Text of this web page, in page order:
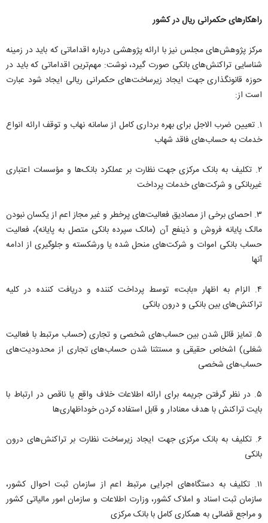
راهکارهای حکمرانی ریال در کشور
مرکز پژوهش‌های مجلس نیز با ارائه پژوهشی درباره اقداماتی که باید در زمینه
شناسایی تراکنش‌های بانکی صورت گیرد، نوشت: مهم‌ترین اقداماتی که باید در
حوزه قانونگذاری جهت ایجاد زیرساخت‌های حکمرانی ریالی ایجاد شود عبارت
است از:
۱. تعیین ضرب الاجل برای بهره برداری کامل از سامانه نهاب و توقف ارائه انواع
خدمات به حساب‌های فاقد شهاب
۲. تکلیف به بانک مرکزی جهت نظارت بر عملکرد بانک‌ها و مؤسسات اعتباری
غیربانکی و شرکت‌های خدمات پرداخت
۳. احصای برخی از مصادیق فعالیت‌های پرخطر و غیر مجاز اعم از یکسان نبودن
مالک پایانه فروش و ذینفع آن (مالک سپرده بانکی متصل به پایانه)، فعالیت
حساب بانکی اموات و شرکت‌های منحل شده یا ورشکسته و جلوگیری از ادامه
آنها
۴. الزام به اظهار «بابت» توسط پرداخت کننده و دریافت کننده در کلیه
تراکنش‌های بین بانکی و درون بانکی
۵. تمایز قائل شدن بین حساب‌های شخصی و تجاری (حساب مرتبط با فعالیت
شغلی) اشخاص حقیقی و مستثنا شدن حساب‌های تجاری از محدودیت‌های
حساب‌های شخصی
۵. در نظر گرفتن جریمه برای ارائه اطلاعات خلاف واقع یا ناقص در ارتباط با
بایت تراکنش با هدف معنادار و قابل استفاده کردن خوداظهاری‌ها
۶. تکلیف به بانک مرکزی جهت ایجاد زیرساخت نظارت بر تراکنش‌های درون
بانکی
۱۱. تکلیف به دستگاه‌های اجرایی مرتبط اعم از سازمان ثبت احوال کشور،
سازمان ثبت اسناد و املاک کشور، وزارت اطلاعات و سازمان امور مالیاتی کشور
و مراجع قضائی به همکاری کامل با بانک مرکزی